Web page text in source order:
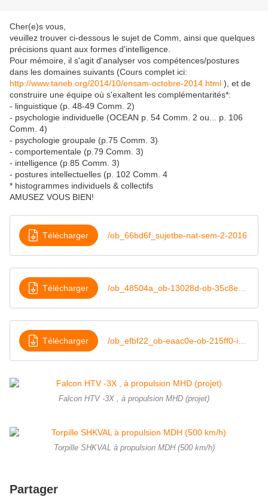
Cher(e)s vous,
veuillez trouver ci-dessous le sujet de Comm, ainsi que quelques
précisions quant aux formes d'intelligence.
Pour mémoire, il s'agit d'analyser vos compétences/postures
dans les domaines suivants (Cours complet ici:
http://www.taneb.org/2014/10/ensam-octobre-2014.html ), et de
construire une équipe où s'exaltent les complémentarités*:
- linguistique (p. 48-49 Comm. 2)
- psychologie individuelle (OCEAN p. 54 Comm. 2 ou... p. 106
Comm. 4)
- psychologie groupale (p.75 Comm. 3)
- comportementale (p.79 Comm. 3)
- intelligence (p.85 Comm. 3)
- postures intellectuelles (p. 102 Comm. 4
* histogrammes individuels & collectifs
AMUSEZ VOUS BIEN!
Télécharger /ob_66bd6f_sujetbe-nat-sem-2-2016
Télécharger
Télécharger
Falcon HTV -3X , à propulsion MHD (projet)
Torpille SHKVAL à propulsion MDH (500 km/h)
Partager